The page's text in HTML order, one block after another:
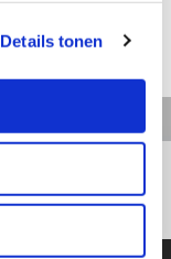
Details tonen